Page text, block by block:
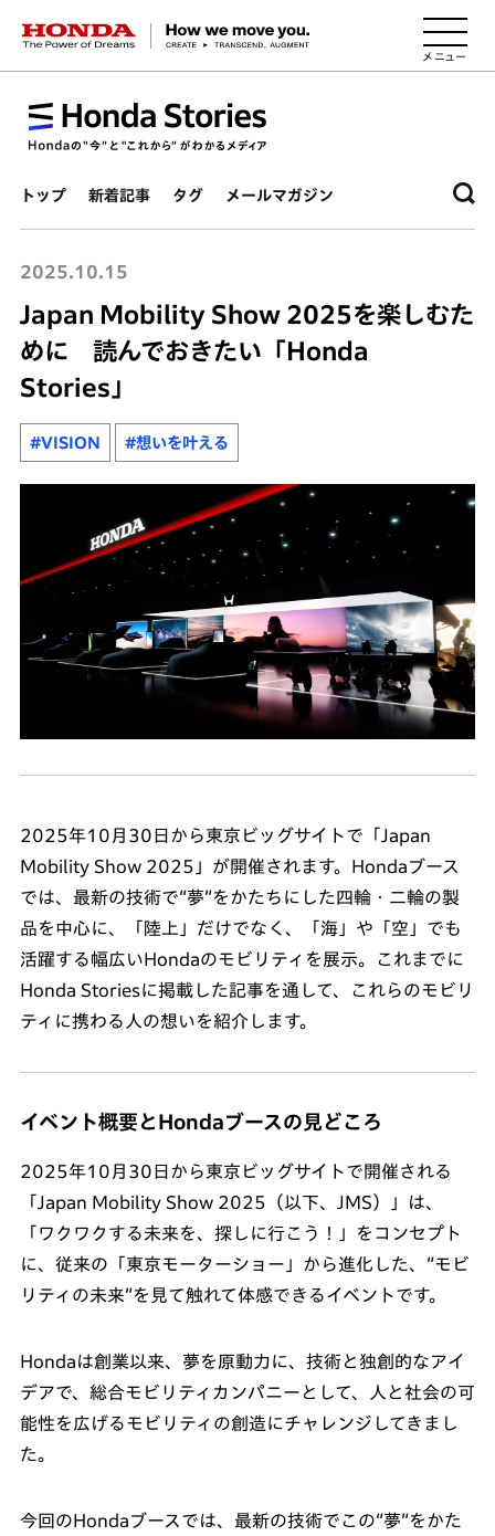
HONDA The Power of Dreams
トップ 新着記事 タグ メールマガジン
2025.10.15
Japan Mobility Show 2025を楽しむた
めに 読んでおきたい「Honda
Stories」
#VISION #想いを叶える
2025年10月30日から東京ビッグサイトで「Japan
Mobility Show 2025」が開催されます。Hondaブース
では、最新の技術で“夢”をかたちにした四輪・二輪の製
品を中心に、「陸上」だけでなく、「海」や「空」でも
活躍する幅広いHondaのモビリティを展示。これまでに
Honda Storiesに掲載した記事を通して、これらのモビリ
ティに携わる人の想いを紹介します。
イベント概要とHondaブースの見どころ
2025年10月30日から東京ビッグサイトで開催される
「Japan Mobility Show 2025（以下、JMS）」は、
「ワクワクする未来を、探しに行こう！」をコンセプト
に、従来の「東京モーターショー」から進化した、“モビ
リティの未来”を見て触れて体感できるイベントです。
Hondaは創業以来、夢を原動力に、技術と独創的なアイ
デアで、総合モビリティカンパニーとして、人と社会の可
能性を広げるモビリティの創造にチャレンジしてきまし
た。
今回のHondaブースでは、最新の技術でこの“夢”をかた